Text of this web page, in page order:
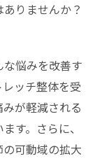
りませんか？
悩みを改善す
ッチ整体を受
が軽減される
す。さらに、
可動域の拡大